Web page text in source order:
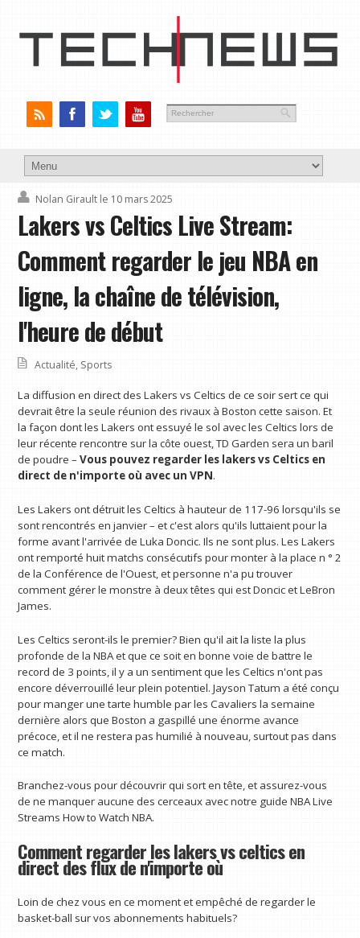
Nolan Girault le 10 mars 2025
Lakers vs Celtics Live Stream:
Comment regarder le jeu NBA en
ligne, la chaîne de télévision,
l'heure de début
Actualité, Sports
La diffusion en direct des Lakers vs Celtics de ce soir sert ce qui
devrait être la seule réunion des rivaux à Boston cette saison. Et
la façon dont les Lakers ont essuyé le sol avec les Celtics lors de
leur récente rencontre sur la côte ouest, TD Garden sera un baril
de poudre –Vous pouvez regarder les lakers vs Celtics en
direct de n'importe où avec un VPN.
Les Lakers ont détruit les Celtics à hauteur de 117-96 lorsqu'ils se
sont rencontrés en janvier – et c'est alors qu'ils luttaient pour la
forme avant l'arrivée de Luka Doncic. Ils ne sont plus. Les Lakers
ont remporté huit matchs consécutifs pour monter à la place n ° 2
de la Conférence de l'Ouest, et personne n'a pu trouver
comment gérer le monstre à deux têtes qui est Doncic et LeBron
James.
Les Celtics seront-ils le premier? Bien qu'il ait la liste la plus
profonde de la NBA et que ce soit en bonne voie de battre le
record de 3 points, il y a un sentiment que les Celtics n'ont pas
encore déverrouillé leur plein potentiel. Jayson Tatum a été conçu
pour manger une tarte humble par les Cavaliers la semaine
dernière alors que Boston a gaspillé une énorme avance
précoce, et il ne restera pas humilié à nouveau, surtout pas dans
ce match.
Branchez-vous pour découvrir qui sort en tête, et assurez-vous
de ne manquer aucune des cerceaux avec notre guide NBA Live
Streams How to Watch NBA.
Comment regarder les lakers vs celtics en
direct des flux de n'importe où
Loin de chez vous en ce moment et empêché de regarder le
basket-ball sur vos abonnements habituels?